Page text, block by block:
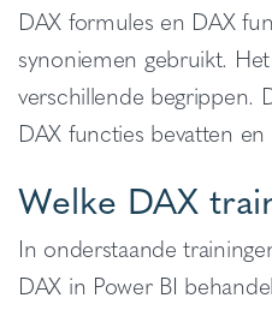
DAX formules en DAX
synoniemen gebruikt.
verschillende begrippen.
DAX functies bevatten
Welke DAX
In onderstaande
DAX in Power BI